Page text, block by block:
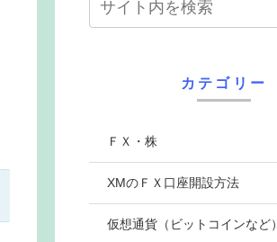
カテゴリー
ＦＸ・株
XMのＦＸ口座開設方法
仮想通貨（ビットコインなど）